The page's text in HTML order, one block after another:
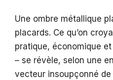
Une ombre métallique
placards. Ce qu’on
pratique, économique
– se révèle, selon une
vecteur insoupçonné